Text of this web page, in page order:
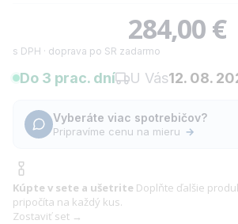
284,00 €
s DPH · doprava po SR zadarmo
Do 3 prac. dní U Vás12. 08.
Vyberáte viac spotrebičov?
Pripravíme cenu na mieru →
Kúpte v sete a ušetrite Doplňte ďalšie
pripočíta na každý kus.
Zostaviť set →